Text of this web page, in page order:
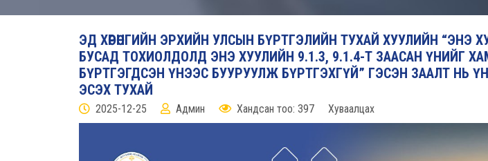
ЭД ХӨРӨНГИЙН ЭРХИЙН УЛСЫН БҮРТГЭЛИЙН ТУХАЙ ХУУЛИЙН “ЭНЭ
БУСАД ТОХИОЛДОЛД ЭНЭ ХУУЛИЙН 9.1.3, 9.1.4-Т ЗААСАН ҮНИЙГ
БҮРТГЭГДСЭН ҮНЭЭС БУУРУУЛЖ БҮРТГЭХГҮЙ” ГЭСЭН ЗААЛТ НЬ
ЭСЭХ ТУХАЙ
2025-12-25 Админ Хандсан тоо: 397 Хуваалцах